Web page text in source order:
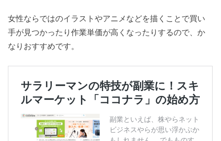
女性ならではのイラストやアニメなどを描くことで買い
手が見つかったり作業単価が高くなったりするので、か
なりおすすめです。